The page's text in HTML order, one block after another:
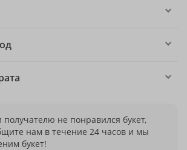
получателю не понравился букет,
нам в течение 24 часов и мы
букет!